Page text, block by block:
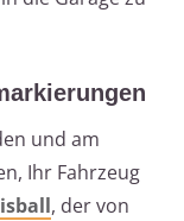
und am
Ihr Fahrzeug
, der von